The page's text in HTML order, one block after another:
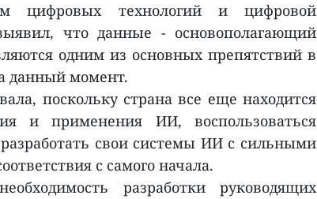
цифровых технологий и цифровой
что данные - основополагающий
одним из основных препятствий в
данный момент.
поскольку страна все еще находится
и применения ИИ, воспользоваться
свои системы ИИ с сильными
с самого начала.
разработки руководящих